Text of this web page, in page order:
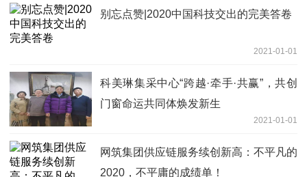
别忘点赞|2020中国科技交出的完美答卷
2021-01-01
科美琳集采中心“跨越·牵手·共赢”，共创
门窗命运共同体焕发新生
2021-01-01
网筑集团供应链服务续创新高：不平凡的
2020，不平庸的成绩单！